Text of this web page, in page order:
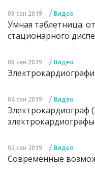
09 сен 2019 / Видео
Умная таблетница:
стационарного
06 сен 2019 / Видео
04 сен 2019 / Видео
Электрокардиограф
электрокардиографы
02 сен 2019 / Видео
Современные